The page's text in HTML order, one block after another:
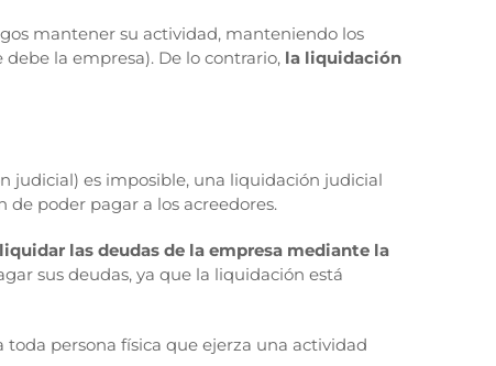
mantener su actividad, manteniendo los
la empresa). De lo contrario, la liquidación
judicial) es imposible, una liquidación judicial
poder pagar a los acreedores.
las deudas de la empresa mediante la
sus deudas, ya que la liquidación está
persona física que ejerza una actividad